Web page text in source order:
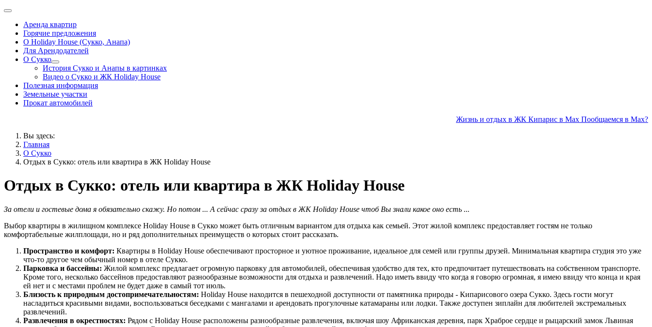
Аренда квартир
Горячие предложения
О Holiday House (Сукко, Анапа)
Для Арендодателей
О Сукко
История Сукко и Анапы в картинках
Видео о Сукко и ЖК Holiday House
Полезная информация
Земельные участки
Прокат автомобилей
Жизнь и отдых в ЖК Кипарис в Max Пообщаемся в Max?
Вы здесь:
Главная
О Сукко
Отдых в Сукко: отель или квартира в ЖК Holiday House
Отдых в Сукко: отель или квартира в ЖК Holiday House
За отели и гостевые дома я обязательно скажу. Но потом ... А сейчас сразу за отдых в ЖК Holiday House чтоб Вы знали какое оно есть ...
Выбор квартиры в жилищном комплексе Holiday House в Сукко может быть отличным вариантом для отдыха как семьей. Этот жилой комплекс предоставляет гостям не только
комфортабельные жилплощади, но и ряд дополнительных преимуществ о которых стоит рассказать.
Пространство и комфорт: Квартиры в Holiday House обеспечивают просторное и уютное проживание, идеальное для семей или группы друзей. Минимальная квартира студия это уже
что-то другое чем обычный номер в отеле Сукко.
Парковка и бассейны: Жилой комплекс предлагает огромную парковку для автомобилей, обеспечивая удобство для тех, кто предпочитает путешествовать на собственном транспорте.
Кроме того, несколько бассейнов предоставляют разнообразные возможности для отдыха и развлечений. Надо иметь ввиду что когда я говорю огромная, я имею ввиду что конца и края
ей нет и с местами проблем не будет даже в самый тот июль.
Близость к природным достопримечательностям: Holiday House находится в пешеходной доступности от памятника природы - Кипарисового озера Сукко. Здесь гости могут
насладиться красивыми видами, воспользоваться беседками с мангалами и арендовать прогулочные катамараны или лодки. Также доступен зиплайн для любителей экстремальных
развлечений.
Развлечения в окрестностях: Рядом с Holiday House расположены разнообразные развлечения, включая шоу Африканская деревня, парк Храброе сердце и рыцарский замок Львиная